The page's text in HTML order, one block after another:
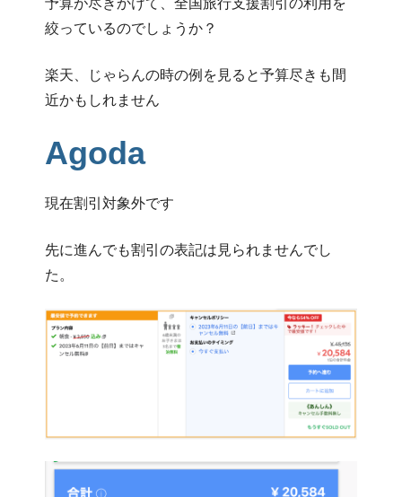
絞っているのでしょうか？
楽天、じゃらんの時の例を見ると予算尽きも間
近かもしれません
Agoda
現在割引対象外です
先に進んでも割引の表記は見られませんでし
た。